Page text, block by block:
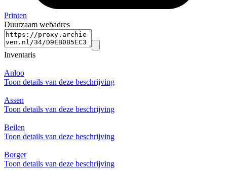
Printen
Duurzaam webadres
Inventaris
Anloo
Toon details van deze beschrijving
Assen
Toon details van deze beschrijving
Beilen
Toon details van deze beschrijving
Borger
Toon details van deze beschrijving